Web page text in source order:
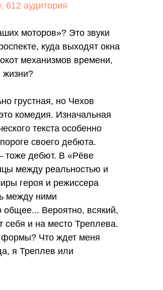
612 аудитория
моторов»? Это звуки
куда выходят окна
механизмов времени,
жизни?
грустная, но Чехов
комедия. Изначальная
текста особенно
своего дебюта.
тоже дебют. В «Рёве
между реальностью и
героя и режиссера
между ними
общее... Вероятно, всякий,
себя и на место Треплева.
Что ждет меня
я Треплев или